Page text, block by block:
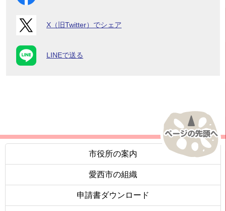
X（旧Twitter）でシェア
LINEで送る
市役所の案内
愛西市の組織
申請書ダウンロード